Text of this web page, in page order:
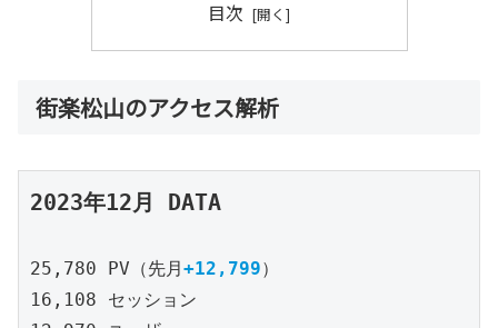
目次
街楽松山のアクセス解析
2023年12月 DATA
25,780 PV（先月+12,799）
16,108 セッション